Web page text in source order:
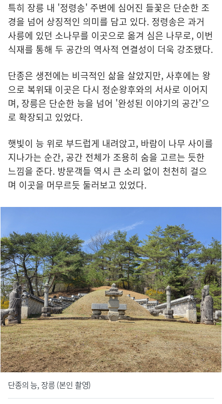
특히 장릉 내 '정령송' 주변에 심어진 들꽃은 단순한 조
경을 넘어 상징적인 의미를 담고 있다. 정령송은 과거
사릉에 있던 소나무를 이곳으로 옮겨 심은 나무로, 이번
식재를 통해 두 공간의 역사적 연결성이 더욱 강조됐다.
단종은 생전에는 비극적인 삶을 살았지만, 사후에는 왕
으로 복위돼 이곳은 다시 정순왕후와의 서사로 이어지
며, 장릉은 단순한 능을 넘어 '완성된 이야기의 공간'으
로 확장되고 있었다.
햇빛이 능 위로 부드럽게 내려앉고, 바람이 나무 사이를
지나가는 순간, 공간 전체가 조용히 숨을 고르는 듯한
느낌을 준다. 방문객들 역시 큰 소리 없이 천천히 걸으
며 이곳을 머무르듯 둘러보고 있었다.
단종의 능, 장릉 (본인 촬영)